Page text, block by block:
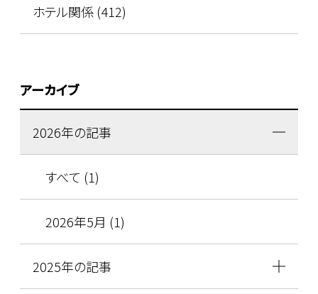
ホテル関係 (412)
アーカイブ
2026年の記事
すべて (1)
2026年5月 (1)
2025年の記事